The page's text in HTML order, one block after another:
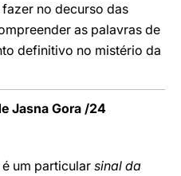
no decurso das
as palavras de
definitivo no mistério da
Jasna Gora /24
um particular sinal da